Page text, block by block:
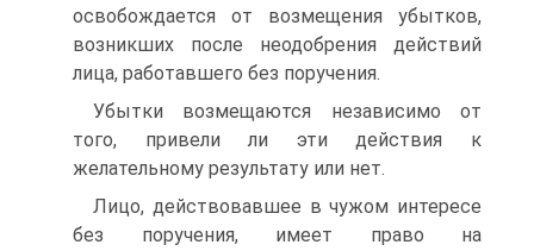
освобождается от возмещения убытков,
возникших после неодобрения действий
лица, работавшего без поручения.
Убытки возмещаются независимо от
того, привели ли эти действия к
желательному результату или нет.
Лицо, действовавшее в чужом интересе
без поручения, имеет право на